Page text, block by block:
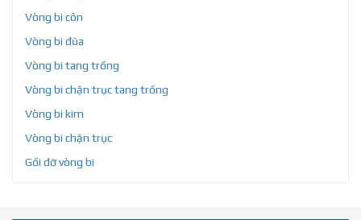
Vòng bi côn
Vòng bi đũa
Vòng bi tang trống
Vòng bi chặn trục tang trống
Vòng bi kim
Vòng bi chặn trục
Gối đỡ vòng bi